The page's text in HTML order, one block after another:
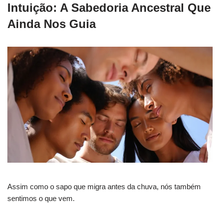
Intuição: A Sabedoria Ancestral Que
Ainda Nos Guia
Assim como o sapo que migra antes da chuva, nós também
sentimos o que vem.